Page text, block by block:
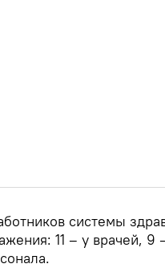
системы
11 – у врачей, 9